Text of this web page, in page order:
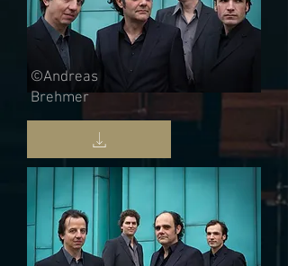
©Andreas
Brehmer